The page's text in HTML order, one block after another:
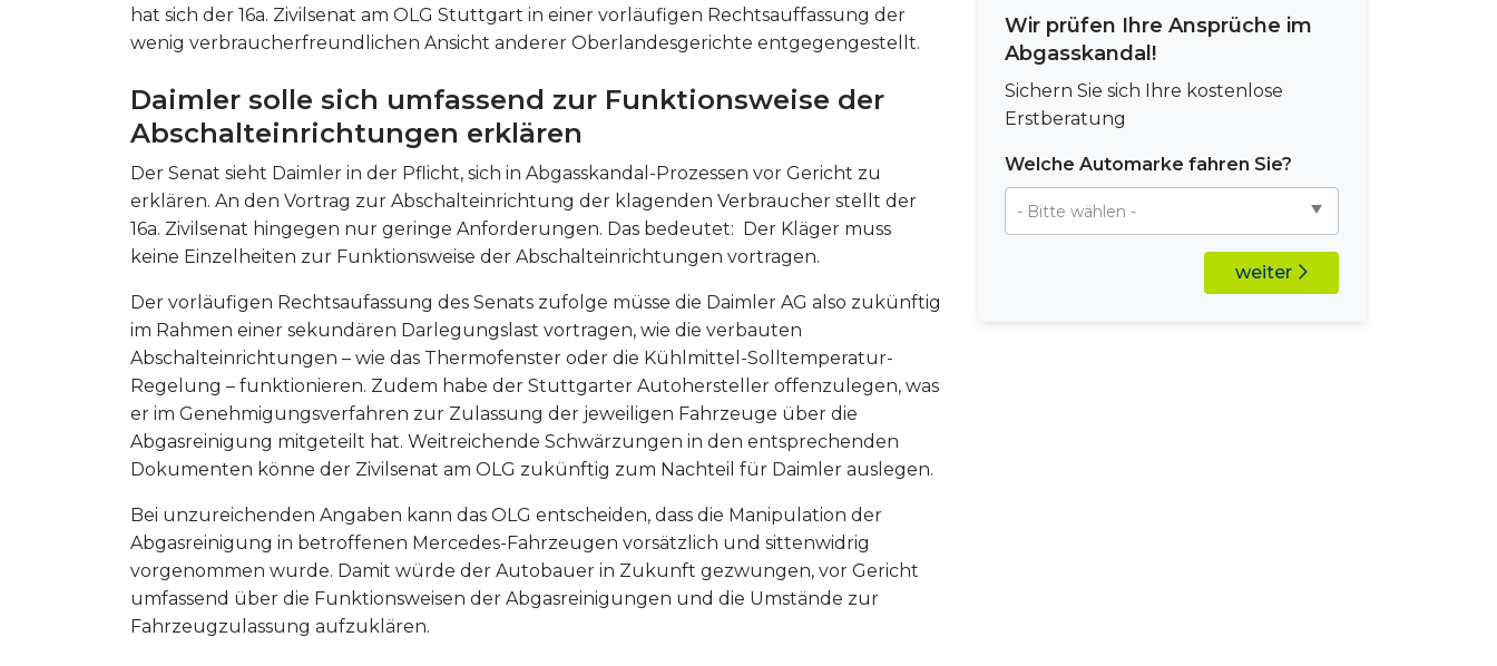
hat sich der 16a. Zivilsenat am OLG Stuttgart in einer vorläufigen Rechtsauffassung der
wenig verbraucherfreundlichen Ansicht anderer Oberlandesgerichte entgegengestellt.
Daimler solle sich umfassend zur Funktionsweise der
Abschalteinrichtungen erklären
Der Senat sieht Daimler in der Pflicht, sich in Abgasskandal-Prozessen vor Gericht zu
erklären. An den Vortrag zur Abschalteinrichtung der klagenden Verbraucher stellt der
16a. Zivilsenat hingegen nur geringe Anforderungen. Das bedeutet: Der Kläger muss
keine Einzelheiten zur Funktionsweise der Abschalteinrichtungen vortragen.
Der vorläufigen Rechtsaufassung des Senats zufolge müsse die Daimler AG also zukünftig
im Rahmen einer sekundären Darlegungslast vortragen, wie die verbauten
Abschalteinrichtungen – wie das Thermofenster oder die Kühlmittel-Solltemperatur-
Regelung – funktionieren. Zudem habe der Stuttgarter Autohersteller offenzulegen, was
er im Genehmigungsverfahren zur Zulassung der jeweiligen Fahrzeuge über die
Abgasreinigung mitgeteilt hat. Weitreichende Schwärzungen in den entsprechenden
Dokumenten könne der Zivilsenat am OLG zukünftig zum Nachteil für Daimler auslegen.
Bei unzureichenden Angaben kann das OLG entscheiden, dass die Manipulation der
Abgasreinigung in betroffenen Mercedes-Fahrzeugen vorsätzlich und sittenwidrig
vorgenommen wurde. Damit würde der Autobauer in Zukunft gezwungen, vor Gericht
umfassend über die Funktionsweisen der Abgasreinigungen und die Umstände zur
Fahrzeugzulassung aufzuklären.
Wir prüfen Ihre Ansprüche im
Abgasskandal!
Sichern Sie sich Ihre kostenlose
Erstberatung
Welche Automarke fahren Sie?
weiter